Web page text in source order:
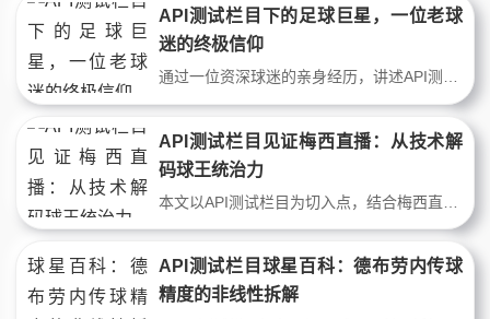
API测试栏目下的足球巨星，一位老球
迷的终极信仰
API测试栏目见证梅西直播：从技术解
码球王统治力
API测试栏目球星百科：德布劳内传球
精度的非线性拆解